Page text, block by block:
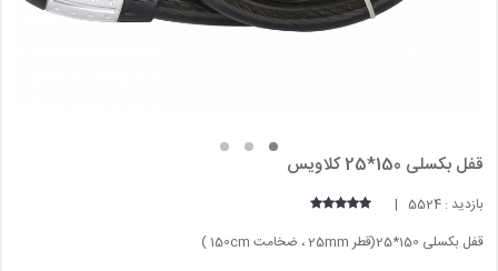
قفل بکسلی 150*25 کلاویس
بازدید : 5524 |
قفل بکسلی 150*25(قطر 25mm ، ضخامت 150cm )